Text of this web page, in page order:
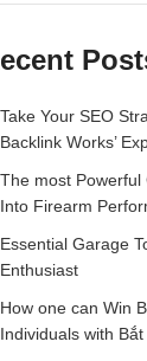
Take Your SEO
Backlink Works’
The most Powerful
Into Firearm
Essential Garage
Enthusiast
How one can Win
Individuals with